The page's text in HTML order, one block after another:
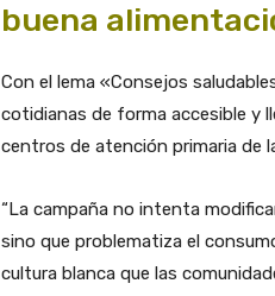
buena
Con el lema «Consejos
cotidianas de forma accesible y
centros de atención primaria de
“La campaña no intenta
sino que problematiza el
cultura blanca que las